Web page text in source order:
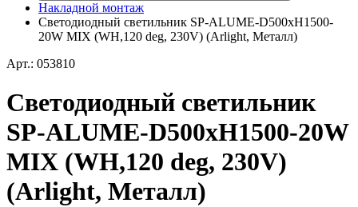
Накладной монтаж
Светодиодный светильник SP-ALUME-D500xH1500-
20W MIX (WH,120 deg, 230V) (Arlight, Металл)
Арт.: 053810
Светодиодный светильник
SP-ALUME-D500xH1500-20W
MIX (WH,120 deg, 230V)
(Arlight, Металл)